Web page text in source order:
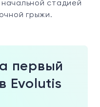
стадией
грыжи.
первый
Evolutis